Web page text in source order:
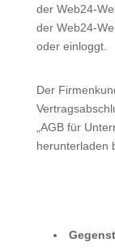
der Web24-
der Web24-
oder einloggt.
Der
„AGB für
herunterladen